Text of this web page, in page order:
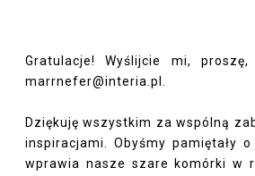
Gratulacje! Wyślijcie mi,
marrnefer@interia.pl.
Dziękuję wszystkim za wspólną
inspiracjami. Obyśmy pamiętały
wprawia nasze szare komórki w